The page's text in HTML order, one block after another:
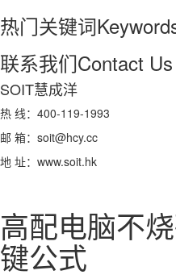
热门关键词
联系我们Contact Us
SOIT慧成洋
热 线：400-119-1993
邮 箱：soit@hcy.cc
地 址：www.soit.hk
高配电脑不
键公式